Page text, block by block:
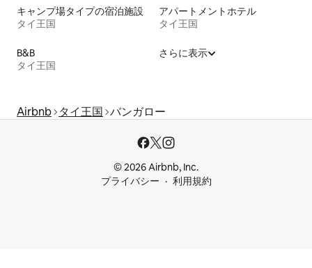
キャンプ場タイプの宿泊施設
タイ王国
アパートメントホテル
タイ王国
B&B
タイ王国
さらに表示
Airbnb タイ王国 バンガロー
© 2026 Airbnb, Inc.
プライバシー
利用規約